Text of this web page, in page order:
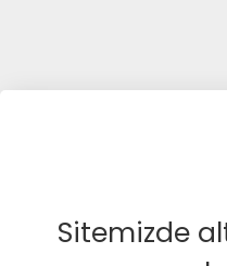
Sitemizde